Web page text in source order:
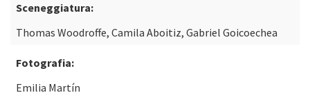
Sceneggiatura:
Thomas Woodroffe, Camila Aboitiz, Gabriel Goicoechea
Fotografia:
Emilia Martín